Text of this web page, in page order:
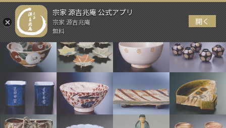
宗家 源吉兆庵 公式アプリ
宗家 源吉兆庵
無料
開く
メニュー